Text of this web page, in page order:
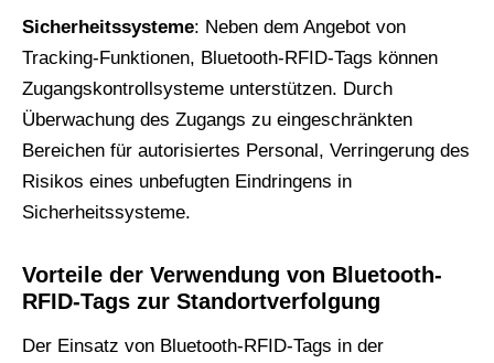
Sicherheitssysteme: Neben dem Angebot von
Tracking-Funktionen, Bluetooth-RFID-Tags können
Zugangskontrollsysteme unterstützen. Durch
Überwachung des Zugangs zu eingeschränkten
Bereichen für autorisiertes Personal, Verringerung des
Risikos eines unbefugten Eindringens in
Sicherheitssysteme.
Vorteile der Verwendung von Bluetooth-
RFID-Tags zur Standortverfolgung
Der Einsatz von Bluetooth-RFID-Tags in der